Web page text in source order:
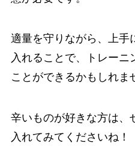
適量を守りながら、上手
入れることで、トレーニ
ことができるかもしれま
辛いものが好きな方は、
入れてみてくださいね！